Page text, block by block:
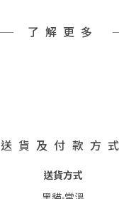
了解更多
送貨及付款方式
送貨方式